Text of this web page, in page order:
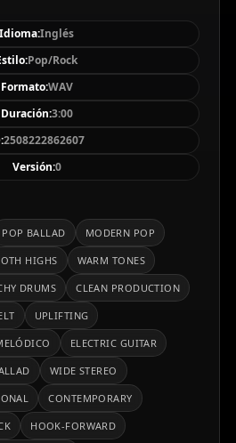
y memorables, escenario
seguro en mono, bajos sólidos
y aéreos, y una
sin clipping ni ruido
un mensaje de amor
esperanza en medio de la
poéticas de naturaleza, luz
combina la intimidad de
emocional de los coros,
BPM, con un tono
una obra que
y energía moderna,
del pop-rock melódico
pulida y
Idioma:Inglés
Pop/Rock
Formato:WAV
Duración:3:00
2508222862607
Versión:0
POP BALLAD MODERN POP
HIGHS WARM TONES
DRUMS CLEAN PRODUCTION
UPLIFTING
ELECTRIC GUITAR
WIDE STEREO
CONTEMPORARY
HOOK-FORWARD